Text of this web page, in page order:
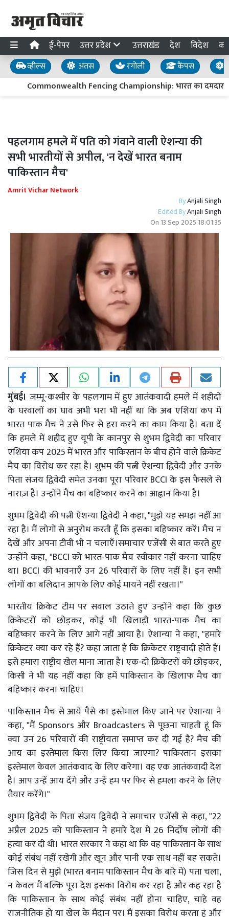
ई-पेपर उत्तर प्रदेश उत्तराखंड देश विदेश
व्हील्स अंतस रंगोली कैंपस
Commonwealth Fencing Championship: भारत का दमदार
पहलगाम हमले में पति को गंवाने वाली ऐशन्या की
सभी भारतीयों से अपील, 'न देखें भारत बनाम
पाकिस्तान मैच'
Amrit Vichar Network
ByAnjali Singh
Edited ByAnjali Singh
On 13 Sep 2025 18:01:35
मुंबई। जम्मू-कश्मीर के पहलगाम में हुए आतंकवादी हमले में शहीदों
के घरवालों का घाव अभी भरा भी नहीं था कि अब एशिया कप में
भारत पाक मैच ने उसे फिर से हरा करने का काम किया है। बता दें
कि हमले में शहीद हुए यूपी के कानपुर से शुभम द्विवेदी का परिवार
एशिया कप 2025 में भारत और पाकिस्तान के बीच होने वाले क्रिकेट
मैच का विरोध कर रहा है। शुभम की पत्नी ऐशन्या द्विवेदी और उनके
पिता संजय द्विवेदी समेत उनका पूरा परिवार BCCI के इस फैसले से
नाराज़ है। उन्होंने मैच का बहिष्कार करने का आह्वान किया है।
शुभम द्विवेदी की पत्नी ऐशन्या द्विवेदी ने कहा, "मुझे यह समझ नहीं आ
रहा है। मैं लोगों से अनुरोध करती हूँ कि इसका बहिष्कार करें। मैच न
देखें और अपना टीवी भी न चलाएँ।समाचार एजेंसी से बात करते हुए
उन्होंने कहा, "BCCI को भारत-पाक मैच स्वीकार नहीं करना चाहिए
था। BCCI की भावनाएँ उन 26 परिवारों के लिए नहीं हैं। इन सभी
लोगों का बलिदान आपके लिए कोई मायने नहीं रखता।"
भारतीय क्रिकेट टीम पर सवाल उठाते हुए उन्होंने कहा कि कुछ
क्रिकेटरों को छोड़कर, कोई भी खिलाड़ी भारत-पाक मैच का
बहिष्कार करने के लिए आगे नहीं आया है। ऐशान्या ने कहा, "हमारे
क्रिकेटर क्या कर रहे हैं? कहा जाता है कि क्रिकेटर राष्ट्रवादी होते हैं।
इसे हमारा राष्ट्रीय खेल माना जाता है। एक-दो क्रिकेटरों को छोड़कर,
किसी ने भी यह नहीं कहा कि हमें पाकिस्तान के खिलाफ मैच का
बहिष्कार करना चाहिए।
पाकिस्तान मैच से आये पैसे का इस्तेमाल किए जाने पर ऐशान्या ने
कहा, "मैं Sponsors और Broadcasters से पूछना चाहती हूं कि
क्या उन 26 परिवारों की राष्ट्रीयता समाप्त कर दी गई है? मैच की
आय का इस्तेमाल किस लिए किया जाएगा? पाकिस्तान इसका
इस्तेमाल केवल आतंकवाद के लिए करेगा। वह एक आतंकवादी देश
है। आप उन्हें आय देंगे और उन्हें हम पर फिर से हमला करने के लिए
तैयार करेंगे।"
शुभम द्विवेदी के पिता संजय द्विवेदी ने समाचार एजेंसी से कहा, "22
अप्रैल 2025 को पाकिस्तान ने हमारे देश में 26 निर्दोष लोगों की
हत्या कर दी थी। भारत सरकार ने कहा था कि वह पाकिस्तान के साथ
कोई संबंध नहीं रखेगी और खून और पानी एक साथ नहीं बह सकते।
जिस दिन से मुझे (भारत बनाम पाकिस्तान मैच के बारे में) पता चला,
न केवल मैं बल्कि पूरा देश इसका विरोध कर रहा है और कह रहा है
कि पाकिस्तान के साथ कोई संबंध नहीं होना चाहिए, चाहे वह
राजनीतिक हो या खेल के मैदान पर। मैं इसका विरोध करता हूं और